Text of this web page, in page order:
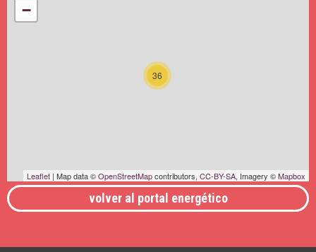
36
−
Leaflet | Map data ©OpenStreetMapcontributors, CC-BY-SA, Imagery ©Mapbox
volver al portal energético